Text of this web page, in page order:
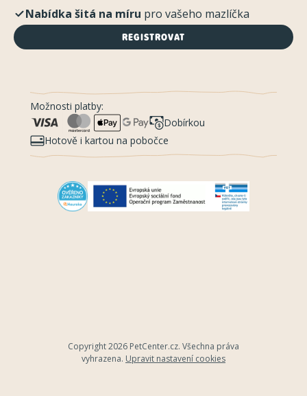
Nabídka šitá na míru pro vašeho mazlíčka
REGISTROVAT
Možnosti platby:
Dobírkou
Hotově i kartou na pobočce
Copyright 2026 PetCenter.cz. Všechna práva
vyhrazena. Upravit nastavení cookies